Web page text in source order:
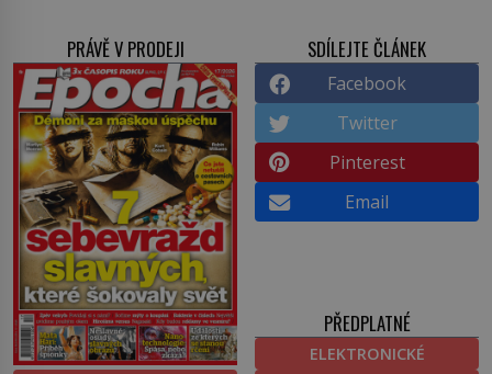
PRÁVĚ V PRODEJI SDÍLEJTE ČLÁNEK
Facebook
Twitter
Pinterest
Email
PŘEDPLATNÉ
ELEKTRONICKÉ